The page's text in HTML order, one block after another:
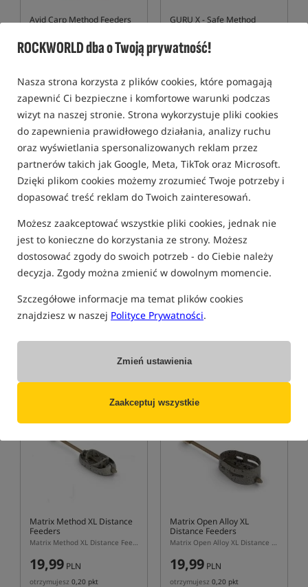
ROCKWORLD dba o Twoją prywatność!
Nasza strona korzysta z plików cookies, które pomagają
zapewnić Ci bezpieczne i komfortowe warunki podczas
wizyt na naszej stronie. Strona wykorzystuje pliki cookies
do zapewnienia prawidłowego działania, analizy ruchu
oraz wyświetlania spersonalizowanych reklam przez
partnerów takich jak Google, Meta, TikTok oraz Microsoft.
Dzięki plikom cookies możemy zrozumieć Twoje potrzeby i
dopasować treść reklam do Twoich zainteresowań.
Możesz zaakceptować wszystkie pliki cookies, jednak nie
jest to konieczne do korzystania ze strony. Możesz
dostosować zgody do swoich potrzeb - do Ciebie należy
decyzja. Zgody można zmienić w dowolnym momencie.
Szczegółowe informacje ma temat plików cookies
znajdziesz w naszej Polityce Prywatności.
Zmień ustawienia
Zaakceptuj wszystkie
Avid Carp Method Feeders
Foremki do method feeder
Cena kat.:31,49/ -8%
Min. cena z 30 dni przed
obniżką: 28.99
KUP
GURU X - Safe Method
Cena kat.:16,99 / -3%
Min. cena z 30 dni przed
obniżką: 16.49
KUP
Bestseller!
Preston Innovations ICS
Inline Dura Flat Method
15,49PLN
Min. cena z 30 dni przed
KUP
Bestseller!
Preston Innovations ICS
Method - XXL
17,99PLN
KUP
Matrix Method XL Distance
Feeders
Matrix Method XL Distance Feeders – duży podajnik method feeder z lotką do dalekich rzutów
19,99 PLN
otrzymujesz 0,20 pkt
Matrix Open Alloy XL
Distance Feeders
Matrix Open Alloy XL Distance Feeders – podajnik z burtami XL do pelletu
19,99 PLN
otrzymujesz 0,20 pkt